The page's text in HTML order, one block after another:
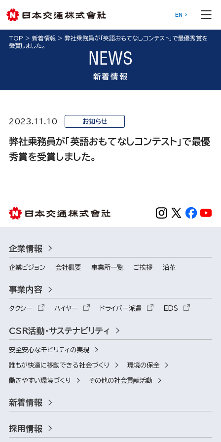
EN
TOP > 新着情報> 弊社乗務員が「英語おもてなしコンテスト」で最優秀賞を
受賞しました。
NEWS
新着情報
2023.11.10 お知らせ
弊社乗務員が「英語おもてなしコンテスト」で最優
秀賞を受賞しました。
企業情報
企業ビジョン 会社概要 事業所一覧 ご挨拶 沿革
事業内容
タクシー ハイヤー ドライバー派遣 EDS
CSR活動・サステナビリティ
安全安心なモビリティの実現
誰もが快適に移動できる社会づくり 環境の保全
働きやすい環境づくり その他の社会貢献活動
新着情報
採用情報